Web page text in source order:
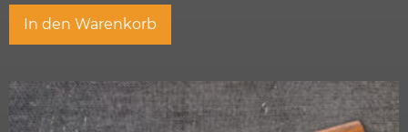
In den Warenkorb